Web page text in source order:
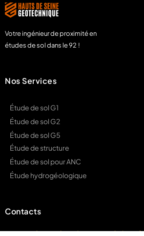
Votre ingénieur de proximité en
études de sol dans le 92 !
Nos Services
Étude de sol G1
Étude de sol G2
Étude de sol G5
Étude de structure
Étude de sol pour ANC
Étude hydrogéologique
Contacts
contact@hauts-de-seine-geotechnique.fr